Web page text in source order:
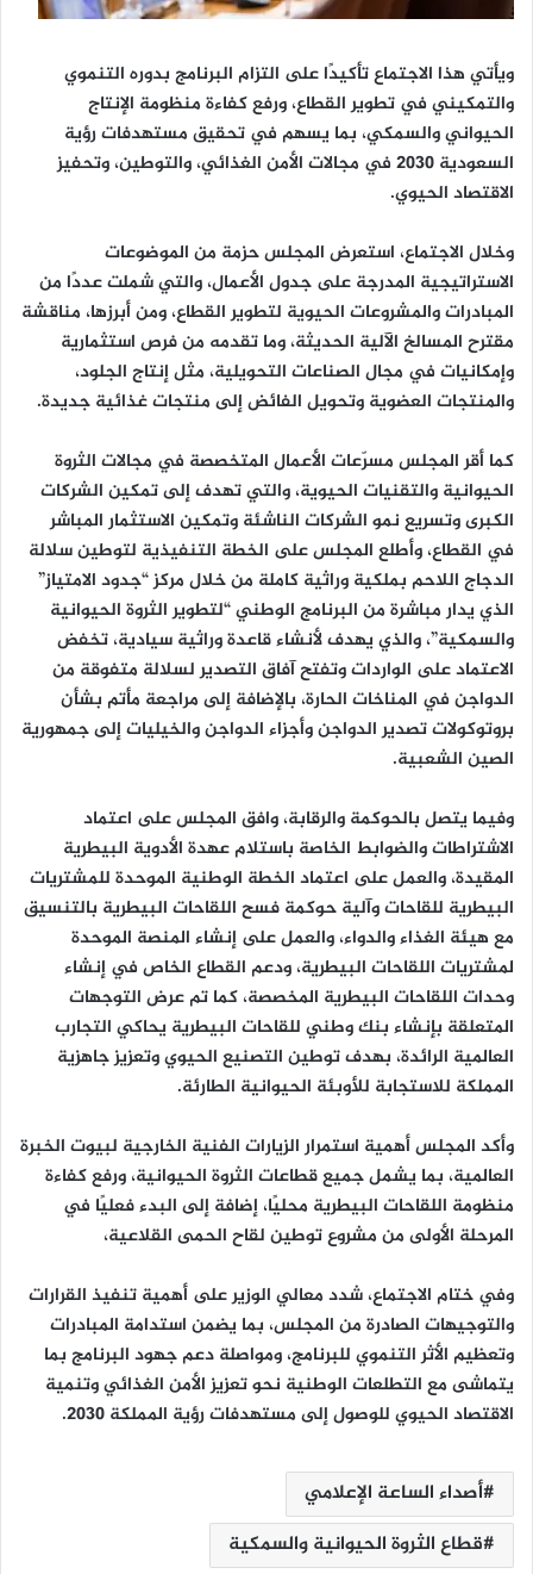
ويأتي هذا الاجتماع تأكيدًا على التزام البرنامج بدوره التنموي
والتمكيني في تطوير القطاع، ورفع كفاءة منظومة الإنتاج
الحيواني والسمكي، بما يسهم في تحقيق مستهدفات رؤية
السعودية 2030 في مجالات الأمن الغذائي، والتوطين، وتحفيز
الاقتصاد الحيوي.
وخلال الاجتماع، استعرض المجلس حزمة من الموضوعات
الاستراتيجية المدرجة على جدول الأعمال، والتي شملت عددًا من
المبادرات والمشروعات الحيوية لتطوير القطاع، ومن أبرزها، مناقشة
مقترح المسالخ الآلية الحديثة، وما تقدمه من فرص استثمارية
وإمكانيات في مجال الصناعات التحويلية، مثل إنتاج الجلود،
والمنتجات العضوية وتحويل الفائض إلى منتجات غذائية جديدة.
كما أقر المجلس مسرّعات الأعمال المتخصصة في مجالات الثروة
الحيوانية والتقنيات الحيوية، والتي تهدف إلى تمكين الشركات
الكبرى وتسريع نمو الشركات الناشئة وتمكين الاستثمار المباشر
في القطاع، وأطلع المجلس على الخطة التنفيذية لتوطين سلالة
الدجاج اللاحم بملكية وراثية كاملة من خلال مركز “جدود الامتياز”
الذي يدار مباشرة من البرنامج الوطني “لتطوير الثروة الحيوانية
والسمكية”، والذي يهدف لأنشاء قاعدة وراثية سيادية، تخفض
الاعتماد على الواردات وتفتح آفاق التصدير لسلالة متفوقة من
الدواجن في المناخات الحارة، بالإضافة إلى مراجعة مأتم بشأن
بروتوكولات تصدير الدواجن وأجزاء الدواجن والخيليات إلى جمهورية
الصين الشعبية.
وفيما يتصل بالحوكمة والرقابة، وافق المجلس على اعتماد
الاشتراطات والضوابط الخاصة باستلام عهدة الأدوية البيطرية
المقيدة، والعمل على اعتماد الخطة الوطنية الموحدة للمشتريات
البيطرية للقاحات وآلية حوكمة فسح اللقاحات البيطرية بالتنسيق
مع هيئة الغذاء والدواء، والعمل على إنشاء المنصة الموحدة
لمشتريات اللقاحات البيطرية، ودعم القطاع الخاص في إنشاء
وحدات اللقاحات البيطرية المخصصة، كما تم عرض التوجهات
المتعلقة بإنشاء بنك وطني للقاحات البيطرية يحاكي التجارب
العالمية الرائدة، بهدف توطين التصنيع الحيوي وتعزيز جاهزية
المملكة للاستجابة للأوبئة الحيوانية الطارئة.
وأكد المجلس أهمية استمرار الزيارات الفنية الخارجية لبيوت الخبرة
العالمية، بما يشمل جميع قطاعات الثروة الحيوانية، ورفع كفاءة
منظومة اللقاحات البيطرية محليًا، إضافة إلى البدء فعليًا في
المرحلة الأولى من مشروع توطين لقاح الحمى القلاعية،
وفي ختام الاجتماع، شدد معالي الوزير على أهمية تنفيذ القرارات
والتوجيهات الصادرة من المجلس، بما يضمن استدامة المبادرات
وتعظيم الأثر التنموي للبرنامج، ومواصلة دعم جهود البرنامج بما
يتماشى مع التطلعات الوطنية نحو تعزيز الأمن الغذائي وتنمية
الاقتصاد الحيوي للوصول إلى مستهدفات رؤية المملكة 2030.
أصداء الساعة الإعلامي
قطاع الثروة الحيوانية والسمكية